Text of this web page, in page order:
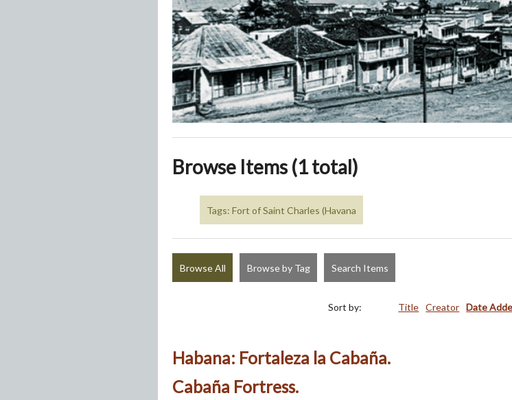
Browse Items (1 total)
Tags: Fort of Saint Charles (Havana
Browse All Browse by Tag Search Items
Sort by: Title Creator Date
Habana: Fortaleza la Cabaña.
Cabaña Fortress.